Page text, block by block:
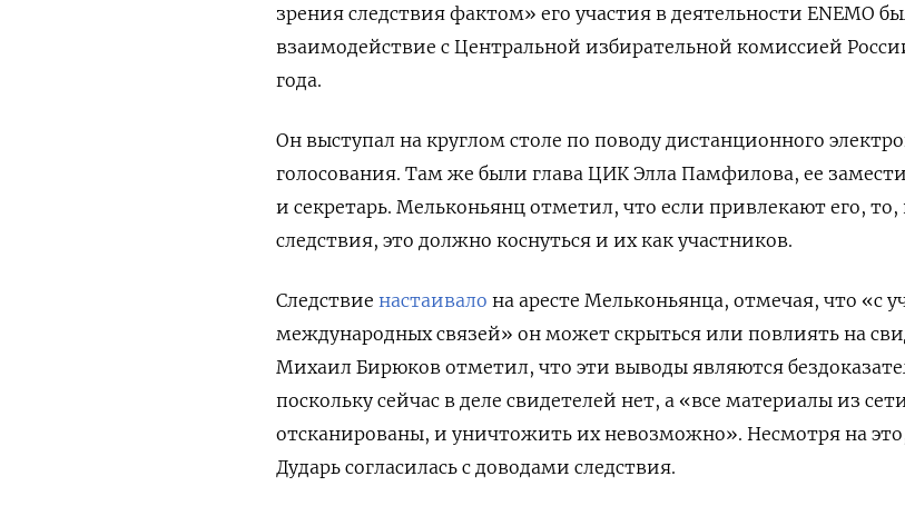
зрения следствия фактом» его участия в деятельности ENEMO
взаимодействие с Центральной избирательной комиссией
года.
Он выступал на круглом столе по поводу дистанционного
голосования. Там же были глава ЦИК Элла Памфилова, ее
и секретарь. Мельконьянц отметил, что если привлекают его, то,
следствия, это должно коснуться и их как участников.
Следствие настаивало на аресте Мельконьянца, отмечая, что «с
международных связей» он может скрыться или повлиять на
Михаил Бирюков отметил, что эти выводы являются
поскольку сейчас в деле свидетелей нет, а «все материалы из
отсканированы, и уничтожить их невозможно». Несмотря на
Дударь согласилась с доводами следствия.